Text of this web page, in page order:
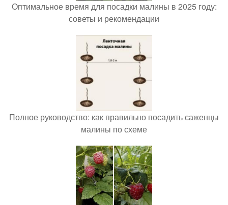
Оптимальное время для посадки малины в 2025 году:
советы и рекомендации
Полное руководство: как правильно посадить саженцы
малины по схеме